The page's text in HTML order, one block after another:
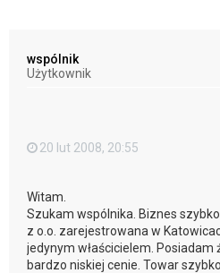
wspólnik
Użytkownik
20 lut 2008, 20:55
Witam.
Szukam wspólnika. Biznes
z o.o. zarejestrowana w
jedynym właścicielem. Posiadam
bardzo niskiej cenie. Towar